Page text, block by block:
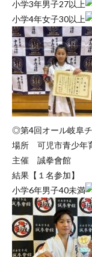
小学3年男子27以上
小学4年女子30以上
◎第4回オール岐阜
場所 可児市青少年
主催 誠拳會館
結果【１名参加】
小学6年男子40未満